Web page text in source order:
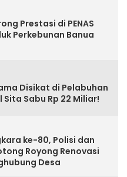
Prestasi di PENAS
Perkebunan Banua
Disikat di Pelabuhan
Sabu Rp 22 Miliar!
ke-80, Polisi dan
Royong Renovasi
Desa